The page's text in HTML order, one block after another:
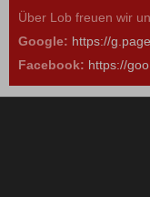
Über Lob freuen wir
Google: https://
Facebook: https://